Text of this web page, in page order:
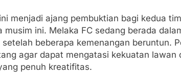
menjadi ajang pembuktian bagi kedua
musim ini. Melaka FC sedang berada
beberapa kemenangan beruntun.
agar dapat mengatasi kekuatan
penuh kreatifitas.